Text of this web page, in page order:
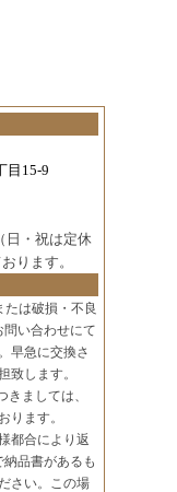
15-9
日・祝は定休
ります。
は破損・不良
い合わせにて
早急に交換さ
致します。
ましては、
ります。
都合により返
品書があるも
さい。この場